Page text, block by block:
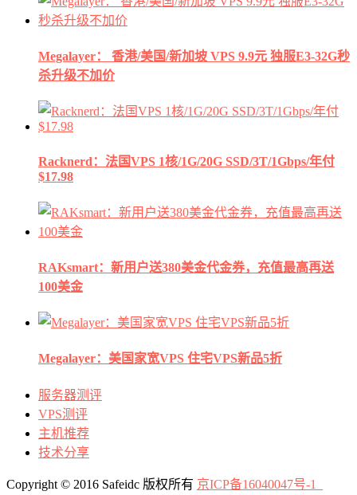
Megalayer： 香港/美国/新加坡 VPS 9.9元 独服E3-32G秒
杀升级不加价
Racknerd：法国VPS 1核/1G/20G SSD/3T/1Gbps/年付
$17.98
RAKsmart：新用户送380美金代金券，充值最高再送
100美金
Megalayer：美国家宽VPS 住宅VPS新品5折
服务器测评
VPS测评
主机推荐
技术分享
Copyright © 2016 Safeidc 版权所有 京ICP备16040047号-1